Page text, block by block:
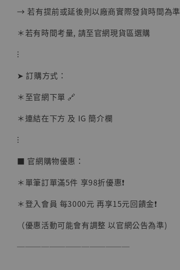
【現貨】
BJSTUDIO 1/6系列
可動蒐藏人偶 讓子
彈飛 鵝城縣長 張麻
子 [BK01]
→ 若有提前或延後則以廠商實際發貨時間為準
＊若有時間考量, 請至官網現貨區選購
⁝
➤ 訂購方式：
＊至官網下單 🔗
＊連結在下方 及 IG 簡介欄
⁝
■ 官網購物優惠：
＊單筆訂單滿5件 享98折優惠❗️
＊登入會員 每3000元 再享15元回饋金❗️
（優惠活動可能會有調整 以官網公告為準)
──────────────